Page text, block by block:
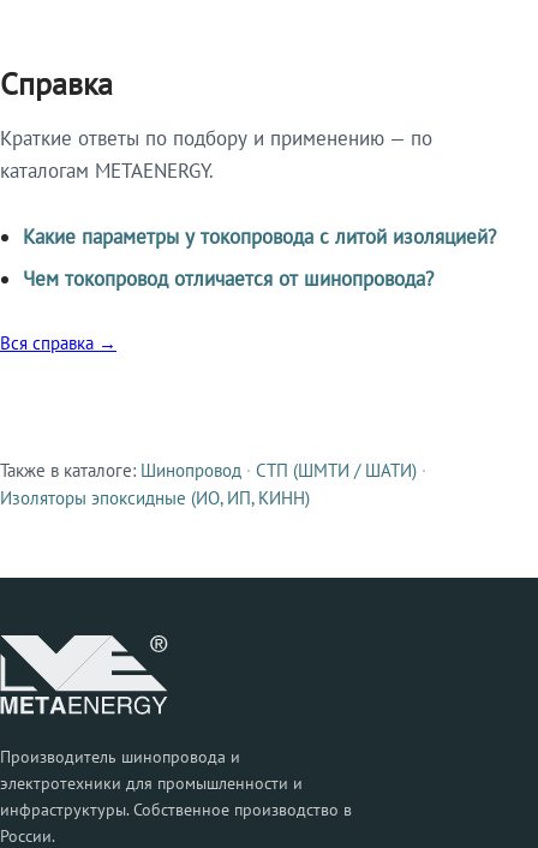
Справка
Краткие ответы по подбору и применению — по
каталогам METAENERGY.
Какие параметры у токопровода с литой изоляцией?
Чем токопровод отличается от шинопровода?
Вся справка →
Смежные продукты
Также в каталоге: Шинопровод · СТП (ШМТИ / ШАТИ) ·
Изоляторы эпоксидные (ИО, ИП, КИНН)
Производитель шинопровода и
электротехники для промышленности и
инфраструктуры. Собственное производство в
России.